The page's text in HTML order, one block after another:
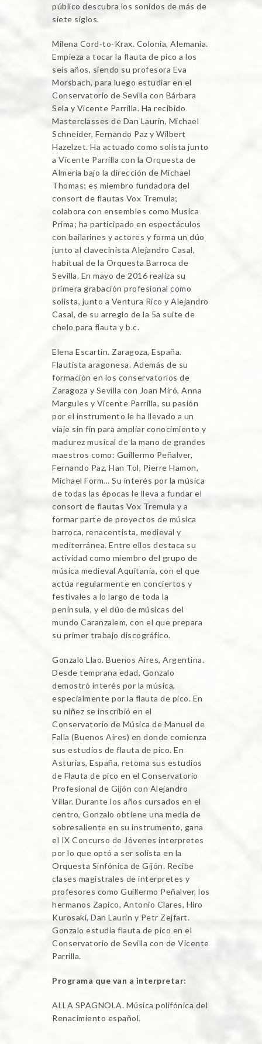
público descubra los sonidos de más de
siete siglos.
Milena Cord-to-Krax. Colonia, Alemania.
Empieza a tocar la flauta de pico a los
seis años, siendo su profesora Eva
Morsbach, para luego estudiar en el
Conservatorio de Sevilla con Bárbara
Sela y Vicente Parrilla. Ha recibido
Masterclasses de Dan Laurin, Michael
Schneider, Fernando Paz y Wilbert
Hazelzet. Ha actuado como solista junto
a Vicente Parrilla con la Orquesta de
Almería bajo la dirección de Michael
Thomas; es miembro fundadora del
consort de flautas Vox Tremula;
colabora con ensembles como Musica
Prima; ha participado en espectáculos
con bailarines y actores y forma un dúo
junto al clavecinista Alejandro Casal,
habitual de la Orquesta Barroca de
Sevilla. En mayo de 2016 realiza su
primera grabación profesional como
solista, junto a Ventura Rico y Alejandro
Casal, de su arreglo de la 5a suite de
chelo para flauta y b.c.
Elena Escartín. Zaragoza, España.
Flautista aragonesa. Además de su
formación en los conservatorios de
Zaragoza y Sevilla con Joan Miró, Anna
Margules y Vicente Parrilla, su pasión
por el instrumento le ha llevado a un
viaje sin fin para ampliar conocimiento y
madurez musical de la mano de grandes
maestros como: Guillermo Peñalver,
Fernando Paz, Han Tol, Pierre Hamon,
Michael Form… Su interés por la música
de todas las épocas le lleva a fundar el
consort de flautas Vox Tremula y a
formar parte de proyectos de música
barroca, renacentista, medieval y
mediterránea. Entre ellos destaca su
actividad como miembro del grupo de
música medieval Aquitania, con el que
actúa regularmente en conciertos y
festivales a lo largo de toda la
península, y el dúo de músicas del
mundo Caranzalem, con el que prepara
su primer trabajo discográfico.
Gonzalo Llao. Buenos Aires, Argentina.
Desde temprana edad, Gonzalo
demostró interés por la música,
especialmente por la flauta de pico. En
su niñez se inscribió en el
Conservatorio de Música de Manuel de
Falla (Buenos Aires) en donde comienza
sus estudios de flauta de pico. En
Asturias, España, retoma sus estudios
de Flauta de pico en el Conservatorio
Profesional de Gijón con Alejandro
Villar. Durante los años cursados en el
centro, Gonzalo obtiene una media de
sobresaliente en su instrumento, gana
el IX Concurso de Jóvenes interpretes
por lo que optó a ser solista en la
Orquesta Sinfónica de Gijón. Recibe
clases magistrales de interpretes y
profesores como Guillermo Peñalver, los
hermanos Zapico, Antonio Clares, Hiro
Kurosaki, Dan Laurin y Petr Zejfart.
Gonzalo estudia flauta de pico en el
Conservatorio de Sevilla con de Vicente
Parrilla.
Programa que van a interpretar:
ALLA SPAGNOLA. Música polifónica del
Renacimiento español.